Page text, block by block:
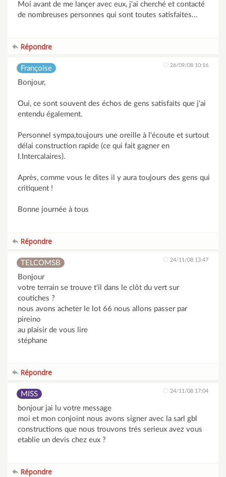
Moi avant de me lançer avec eux, j'ai cherché et contacté
de nombreuses personnes qui sont toutes satisfaites...
Répondre
Françoise 26/09/08 10:16
Bonjour,
Oui, ce sont souvent des échos de gens satisfaits que j'ai
entendu également.
Personnel sympa,toujours une oreille à l'écoute et surtout
délai construction rapide (ce qui fait gagner en
I.Intercalaires).
Après, comme vous le dites il y aura toujours des gens qui
critiquent !
Bonne journée à tous
Répondre
TELCOMSB 24/11/08 13:47
Bonjour
votre terrain se trouve t'il dans le clôt du vert sur
coutiches ?
nous avons acheter le lot 66 nous allons passer par
pireino
au plaisir de vous lire
stéphane
Répondre
MISS 24/11/08 17:04
bonjour jai lu votre message
moi et mon conjoint nous avons signer avec la sarl gbl
constructions que nous trouvons trés serieux avez vous
etablie un devis chez eux ?
Répondre